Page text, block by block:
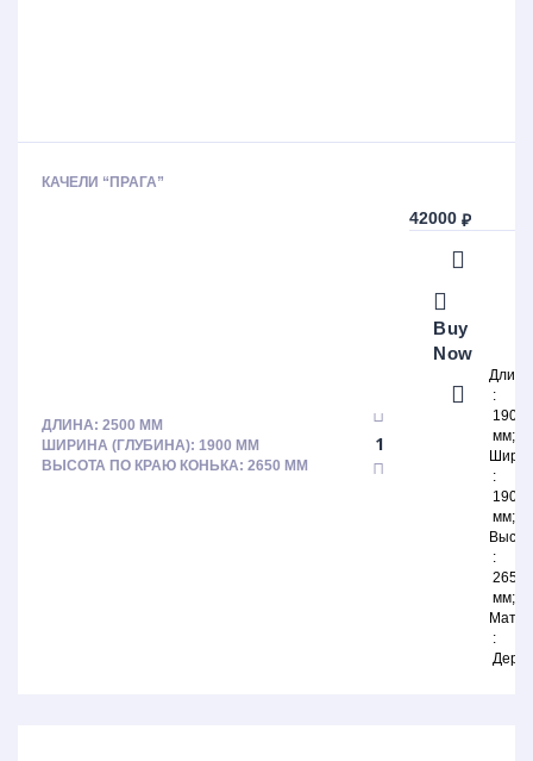
КАЧЕЛИ “ПРАГА”
ДЛИНА: 2500 ММ
ШИРИНА (ГЛУБИНА): 1900 ММ
ВЫСОТА ПО КРАЮ КОНЬКА: 2650 ММ
42000₽
Buy
Now
Длина
1900
мм
1900
мм
2650
мм